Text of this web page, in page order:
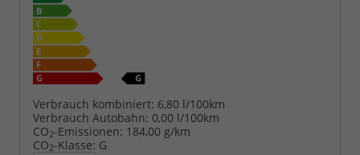
Verbrauch kombiniert: 6,80 l/100km
Verbrauch Autobahn: 0,00 l/100km
CO2-Emissionen: 184,00 g/km
CO2-Klasse: G